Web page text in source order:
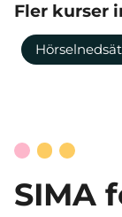
Fler kurser
SIMA